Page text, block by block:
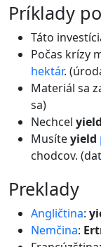
príklady
Táto
Počas krízy
hektár.
Materiál sa
sa)
Nechcel yield
Musíteyield
chodcov.
preklady
Angličtina:
Nemčina: